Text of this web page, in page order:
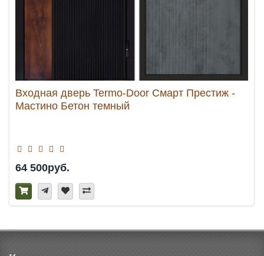
Входная дверь Termo-Door Смарт Престиж -
Мастино Бетон темный
64 500руб.